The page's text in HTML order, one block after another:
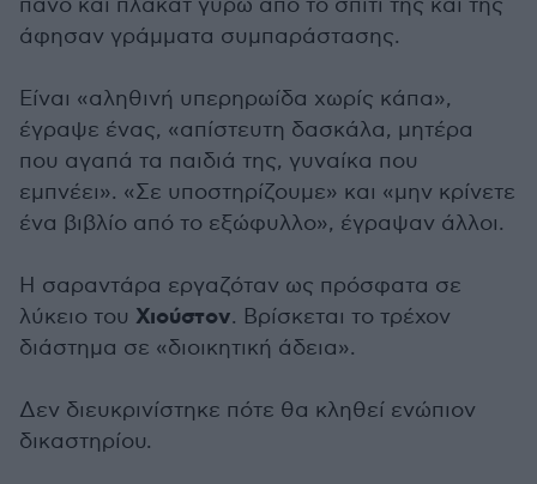
πανό και πλακάτ γύρω από το σπίτι της και της
άφησαν γράμματα συμπαράστασης.
Είναι «αληθινή υπερηρωίδα χωρίς κάπα»,
έγραψε ένας, «απίστευτη δασκάλα, μητέρα
που αγαπά τα παιδιά της, γυναίκα που
εμπνέει». «Σε υποστηρίζουμε» και «μην κρίνετε
ένα βιβλίο από το εξώφυλλο», έγραψαν άλλοι.
Η σαραντάρα εργαζόταν ως πρόσφατα σε
λύκειο του Χιούστον. Βρίσκεται το τρέχον
διάστημα σε «διοικητική άδεια».
Δεν διευκρινίστηκε πότε θα κληθεί ενώπιον
δικαστηρίου.